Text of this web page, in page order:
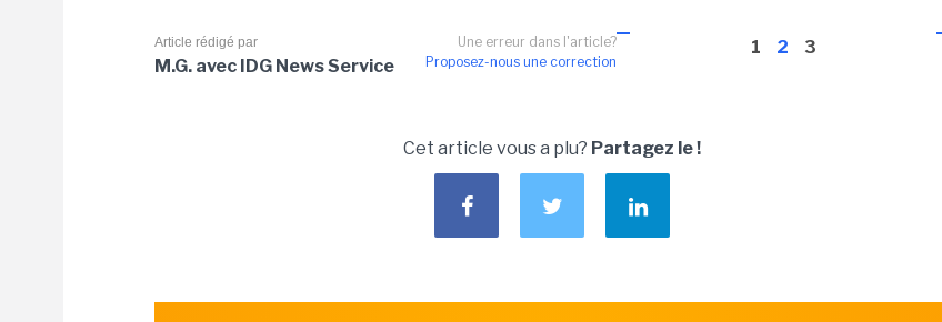
1 2 3
Une erreur dans l'article?
Proposez-nous une correction
Article rédigé par
M.G. avec IDG News Service
Cet article vous a plu? Partagez le !